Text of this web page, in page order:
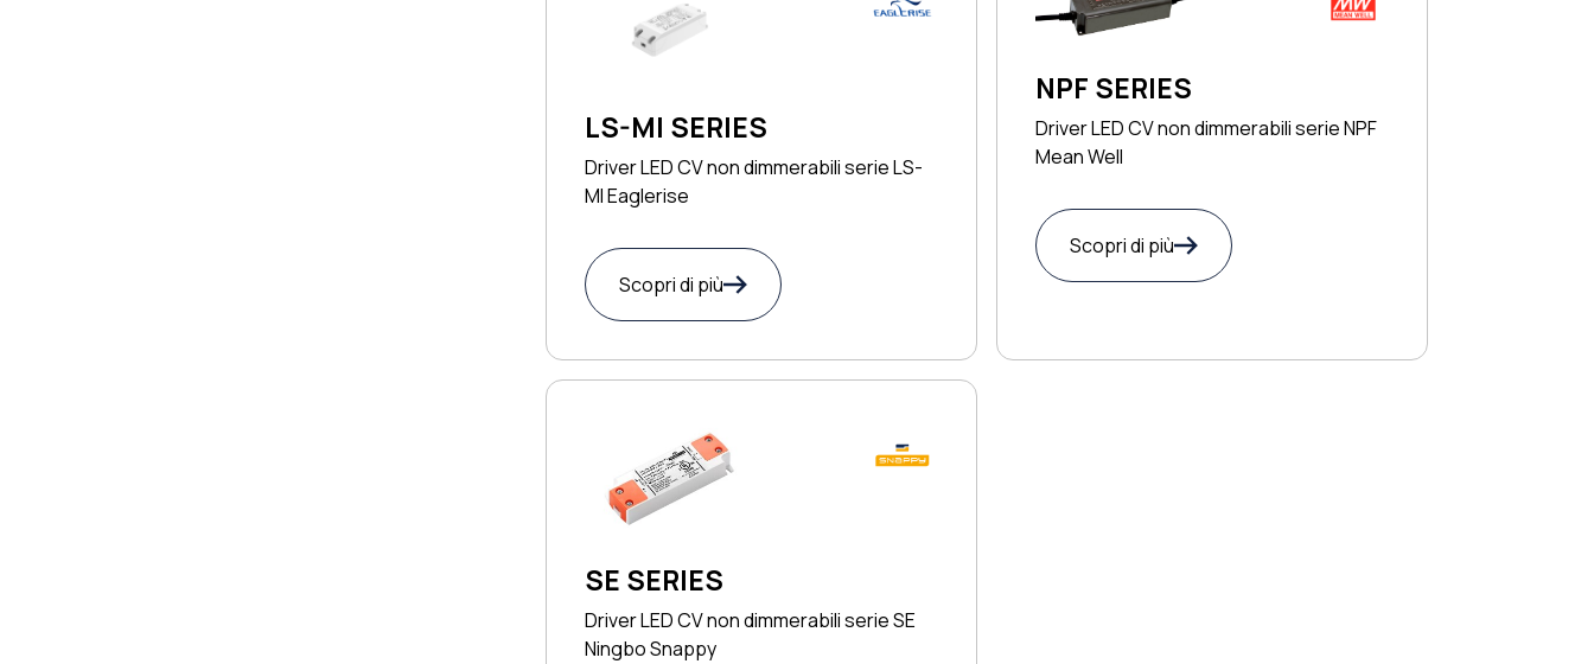
LS-MI SERIES
Driver LED CV non dimmerabili serie LS-
MI Eaglerise
Scopri di più
NPF SERIES
Driver LED CV non dimmerabili serie NPF
Mean Well
Scopri di più
SE SERIES
Driver LED CV non dimmerabili serie SE
Ningbo Snappy